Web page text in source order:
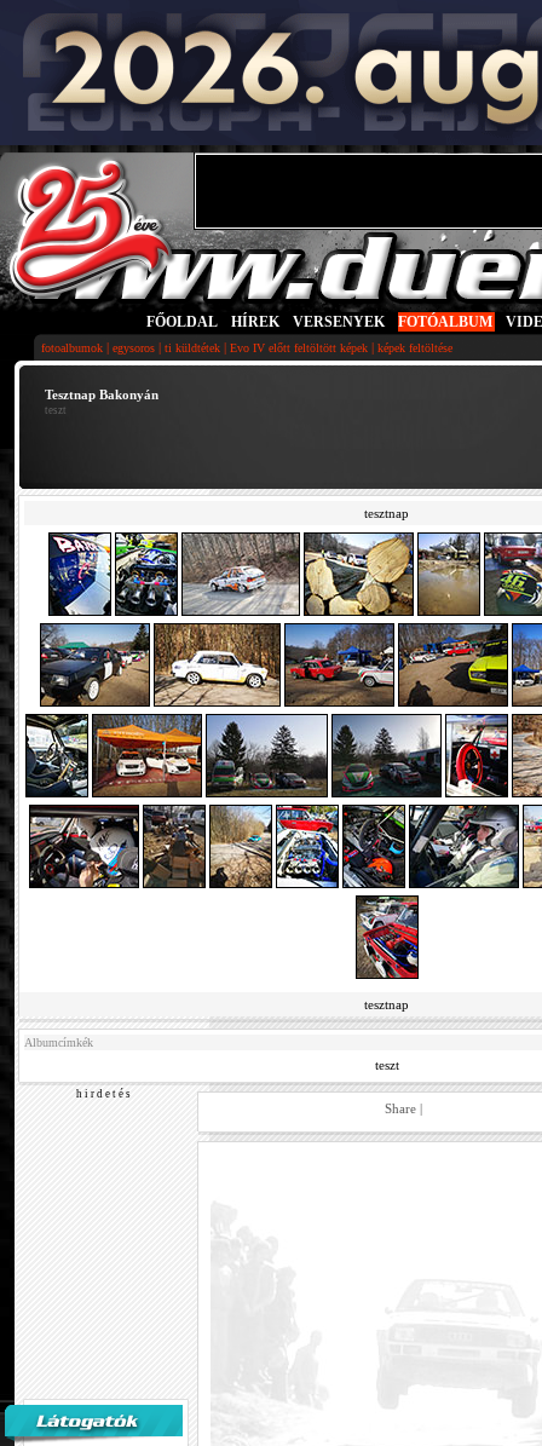
FŐOLDAL HÍREK VERSENYEK FOTÓALBUM
fotoalbumok | egysoros | ti küldtétek | Evo IV előtt feltöltött képek | képek feltöltése
Tesztnap Bakonyán
teszt
tesztnap
tesztnap
Albumcímkék
teszt
h i r d e t é s
Share |